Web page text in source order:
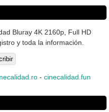
Bluray 4K 2160p, Full HD
y toda la información.
- cinecalidad.fun